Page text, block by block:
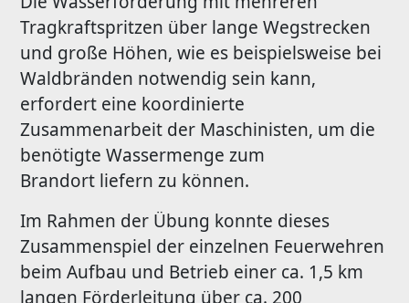
Tragkraftspritzen über lange Wegstrecken
und große Höhen, wie es beispielsweise bei
Waldbränden notwendig sein kann,
erfordert eine koordinierte
Zusammenarbeit der Maschinisten, um die
benötigte Wassermenge zum
Brandort liefern zu können.
Im Rahmen der Übung konnte dieses
Zusammenspiel der einzelnen Feuerwehren
beim Aufbau und Betrieb einer ca. 1,5 km
langen Förderleitung über ca. 200